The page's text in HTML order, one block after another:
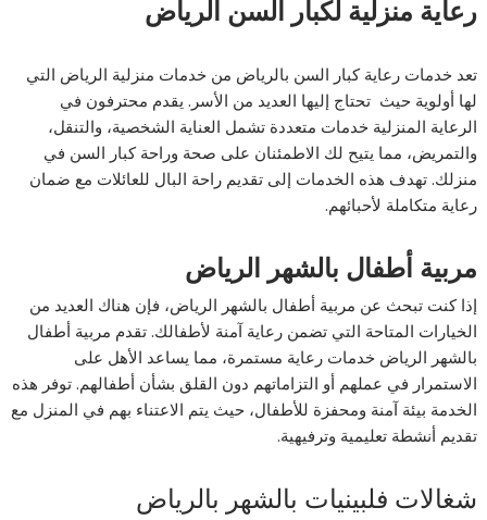
رعاية منزلية لكبار السن الرياض
تعد خدمات رعاية كبار السن بالرياض من خدمات منزلية الرياض التي
لها أولوية حيث تحتاج إليها العديد من الأسر. يقدم محترفون في
الرعاية المنزلية خدمات متعددة تشمل العناية الشخصية، والتنقل،
والتمريض، مما يتيح لك الاطمئنان على صحة وراحة كبار السن في
منزلك. تهدف هذه الخدمات إلى تقديم راحة البال للعائلات مع ضمان
رعاية متكاملة لأحبائهم.
مربية أطفال بالشهر الرياض
إذا كنت تبحث عن مربية أطفال بالشهر الرياض، فإن هناك العديد من
الخيارات المتاحة التي تضمن رعاية آمنة لأطفالك. تقدم مربية أطفال
بالشهر الرياض خدمات رعاية مستمرة، مما يساعد الأهل على
الاستمرار في عملهم أو التزاماتهم دون القلق بشأن أطفالهم. توفر هذه
الخدمة بيئة آمنة ومحفزة للأطفال، حيث يتم الاعتناء بهم في المنزل مع
تقديم أنشطة تعليمية وترفيهية.
شغالات فلبينيات بالشهر بالرياض